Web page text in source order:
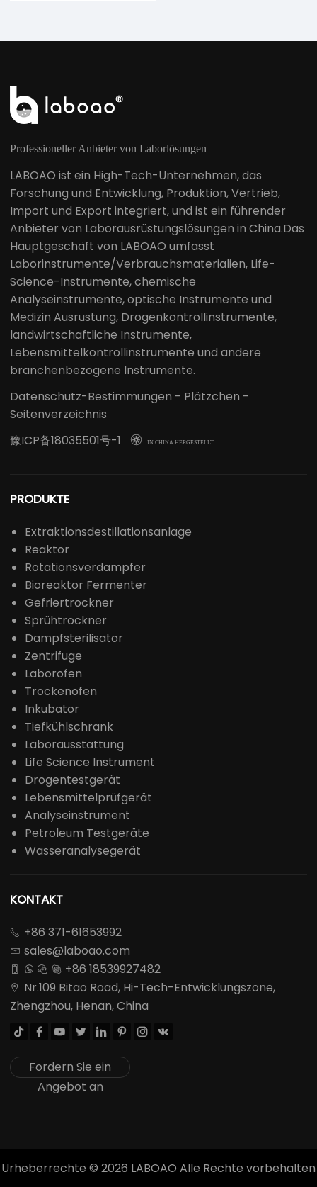
Professioneller Anbieter von Laborlösungen
LABOAO ist ein High-Tech-Unternehmen, das
Forschung und Entwicklung, Produktion, Vertrieb,
Import und Export integriert, und ist ein führender
Anbieter von Laborausrüstungslösungen in China.Das
Hauptgeschäft von LABOAO umfasst
Laborinstrumente/Verbrauchsmaterialien, Life-
Science-Instrumente, chemische
Analyseinstrumente, optische Instrumente und
Medizin Ausrüstung, Drogenkontrollinstrumente,
landwirtschaftliche Instrumente,
Lebensmittelkontrollinstrumente und andere
branchenbezogene Instrumente.
Datenschutz-Bestimmungen - Plätzchen -
Seitenverzeichnis
豫ICP备18035501号-1
 IN CHINA HERGESTELLT
PRODUKTE
Extraktionsdestillationsanlage
Reaktor
Rotationsverdampfer
Bioreaktor Fermenter
Gefriertrockner
Sprühtrockner
Dampfsterilisator
Zentrifuge
Laborofen
Trockenofen
Inkubator
Tiefkühlschrank
Laborausstattung
Life Science Instrument
Drogentestgerät
Lebensmittelprüfgerät
Analyseinstrument
Petroleum Testgeräte
Wasseranalysegerät
KONTAKT
 +86 371-61653992
 sales@laboao.com
    +86 18539927482

Nr.109 Bitao Road, Hi-Tech-Entwicklungszone,
Zhengzhou, Henan, China
       
Fordern Sie ein
Angebot an
Urheberrechte © 2026 LABOAO Alle Rechte vorbehalten